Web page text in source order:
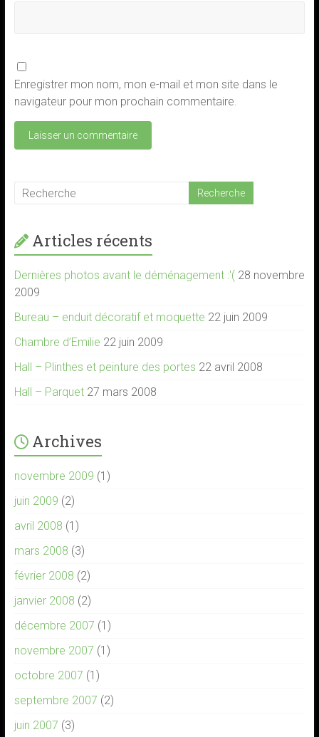
Enregistrer mon nom, mon e-mail et mon site dans le
navigateur pour mon prochain commentaire.
Articles récents
Dernières photos avant le déménagement :'( 28 novembre
2009
Bureau – enduit décoratif et moquette 22 juin 2009
Chambre d’Emilie 22 juin 2009
Hall – Plinthes et peinture des portes 22 avril 2008
Hall – Parquet 27 mars 2008
Archives
novembre 2009 (1)
juin 2009 (2)
avril 2008 (1)
mars 2008 (3)
février 2008 (2)
janvier 2008 (2)
décembre 2007 (1)
novembre 2007 (1)
octobre 2007 (1)
septembre 2007 (2)
juin 2007 (3)